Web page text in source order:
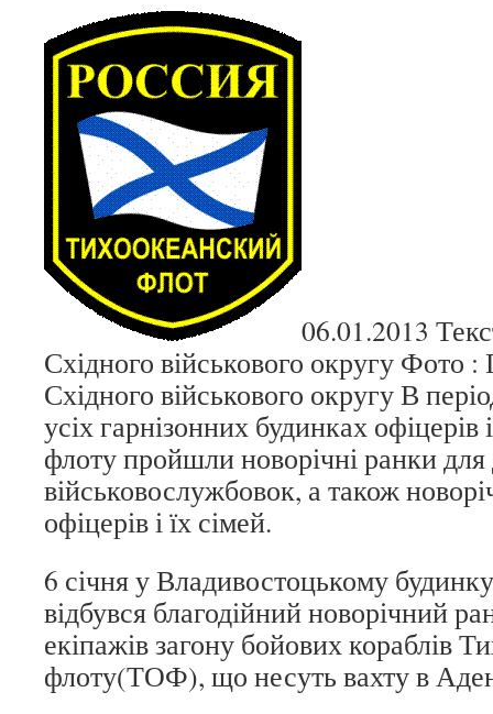
06.01.2013
Східного військового округу Фото
Східного військового округу В
усіх гарнізонних будинках
флоту пройшли новорічні ранки для
військовослужбовок, а також
офіцерів і їх сімей.
6 січня у Владивостоцькому
відбувся благодійний новорічний
екіпажів загону бойових кораблів
флоту(ТОФ), що несуть вахту в